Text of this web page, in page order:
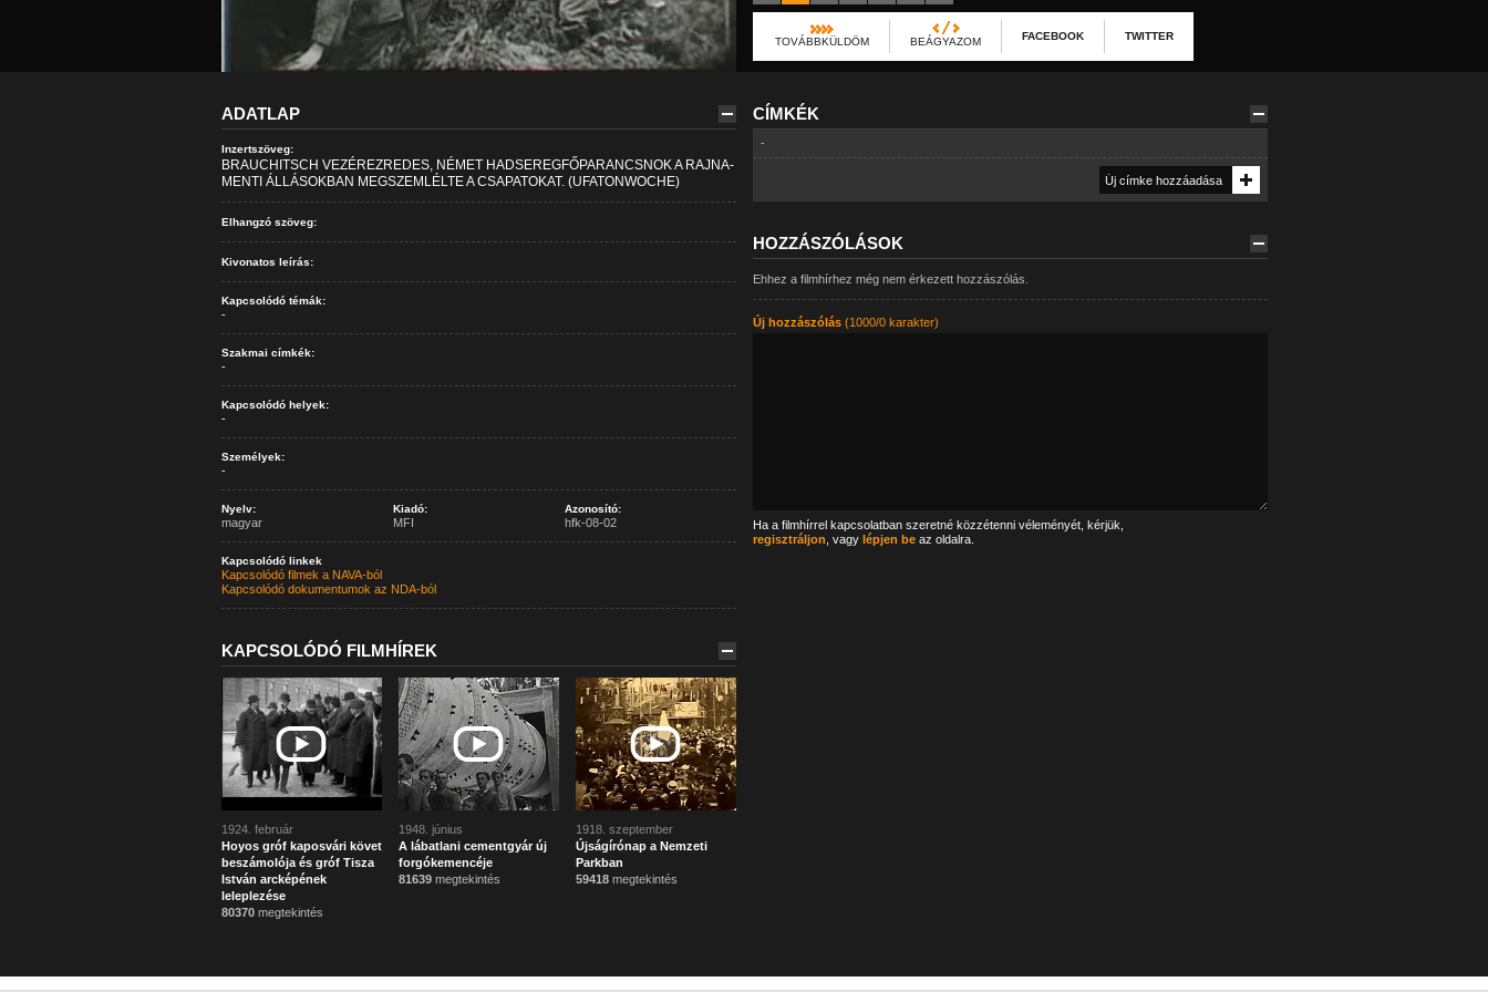
TOVÁBBKÜLDÖM BEÁGYAZOM FACEBOOK TWITTER
ADATLAP
Inzertszöveg:
BRAUCHITSCH VEZÉREZREDES, NÉMET HADSEREGFŐPARANCSNOK A RAJNA-
MENTI ÁLLÁSOKBAN MEGSZEMLÉLTE A CSAPATOKAT. (UFATONWOCHE)
Elhangzó szöveg:
Kivonatos leírás:
Kapcsolódó témák:
-
Szakmai címkék:
-
Kapcsolódó helyek:
-
Személyek:
-
Nyelv:
magyar
Kiadó:
MFI
Azonosító:
hfk-08-02
Kapcsolódó linkek
Kapcsolódó filmek a NAVA-ból
Kapcsolódó dokumentumok az NDA-ból
KAPCSOLÓDÓ FILMHÍREK
1924. február
Hoyos gróf kaposvári követ
beszámolója és gróf Tisza
István arcképének
leleplezése
80370megtekintés
1948. június
A lábatlani cementgyár új
forgókemencéje
81639megtekintés
1918. szeptember
Újságírónap a Nemzeti
Parkban
59418megtekintés
CÍMKÉK
-
HOZZÁSZÓLÁSOK
Ehhez a filmhírhez még nem érkezett hozzászólás.
Új hozzászólás(1000/0 karakter)
Ha a filmhírrel kapcsolatban szeretné közzétenni véleményét, kérjük,
regisztráljon , vagy lépjen beaz oldalra.